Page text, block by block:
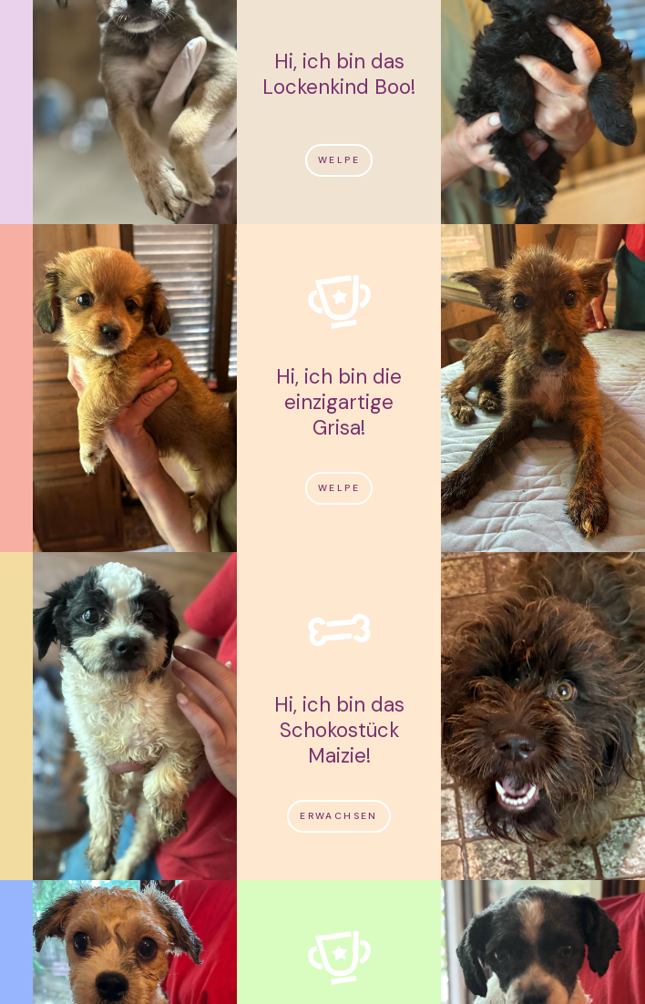
Hi, ich bin das
Lockenkind Boo!
WELPE
Hi, ich bin die
einzigartige
Grisa!
WELPE
Hi, ich bin das
Schokostück
Maizie!
ERWACHSEN